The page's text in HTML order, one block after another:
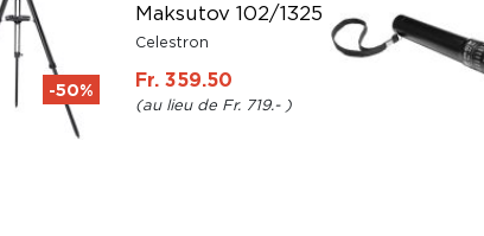
Maksutov 102/1325
Celestron
Fr. 359.50
Fr. 719.-
-50%